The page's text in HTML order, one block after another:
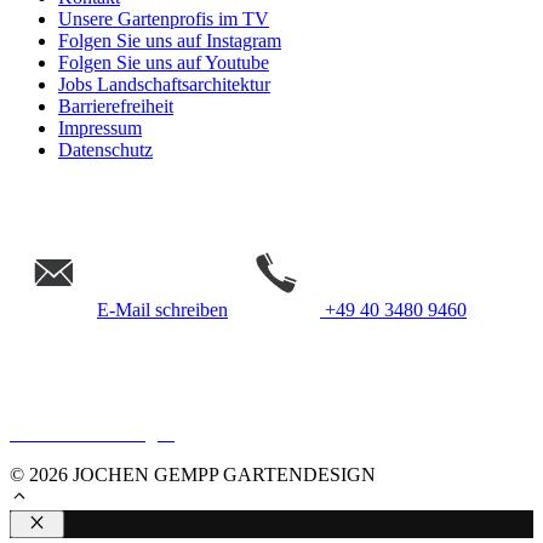
Unsere Gartenprofis im TV
Folgen Sie uns auf Instagram
Folgen Sie uns auf Youtube
Jobs Landschaftsarchitektur
Barrierefreiheit
Impressum
Datenschutz
E-Mail schreiben
+49 40 3480 9460
© 2026 JOCHEN GEMPP GARTENDESIGN